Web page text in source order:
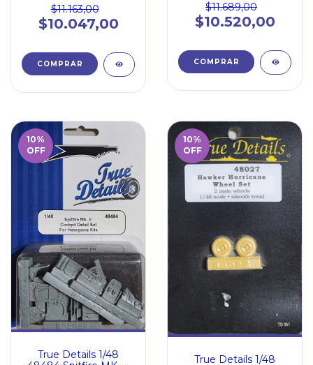
$11.163,00
$10.047,00
$11.689,00
$10.520,00
10%
OFF
True Details 1/48
10%
OFF
True Details 1/48